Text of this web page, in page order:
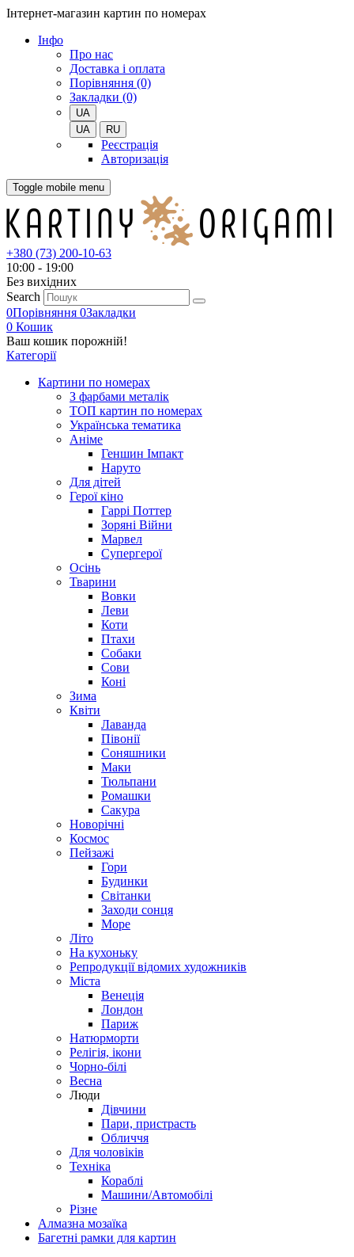
Інтернет-магазин картин по номерах
Iнфо
Про нас
Доставка і оплата
Порівняння (0)
Закладки (0)
UA
UA
RU
Реєстрація
Авторизація
Toggle mobile menu
+380 (73) 200-10-63
10:00 - 19:00
Без вихiдних
Search
0Порівняння 0Закладки
0 Кошик
Ваш кошик порожній!
Категорії
Картини по номерах
З фарбами металік
ТОП картин по номерах
Українська тематика
Аніме
Геншин Імпакт
Наруто
Для дітей
Герої кіно
Гаррі Поттер
Зоряні Війни
Марвел
Супергерої
Осінь
Тварини
Вовки
Леви
Коти
Птахи
Собаки
Сови
Коні
Зима
Квіти
Лаванда
Півонії
Соняшники
Маки
Тюльпани
Ромашки
Сакура
Новорічні
Космос
Пейзажі
Гори
Будинки
Світанки
Заходи сонця
Море
Літо
На кухоньку
Репродукції відомих художників
Міста
Венеція
Лондон
Париж
Натюрморти
Релігія, ікони
Чорно-білі
Весна
Люди
Дівчини
Пари, пристрасть
Обличчя
Для чоловіків
Техніка
Кораблі
Машини/Автомобілі
Різне
Алмазна мозаїка
Багетні рамки для картин